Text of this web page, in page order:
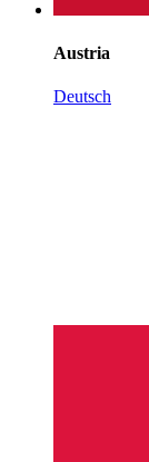
Austria
Deutsch